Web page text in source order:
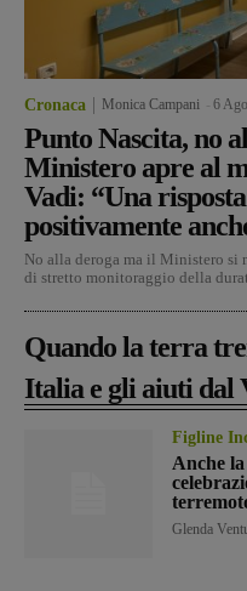
Cronaca Monica Campani 6
Punto Nascita, no
Ministero apre al
Vadi: “Una
positivamente
No alla deroga ma il Ministero si
di stretto monitoraggio della
Quando la terra
Italia e gli aiuti dal
Figline
Anche
Glenda